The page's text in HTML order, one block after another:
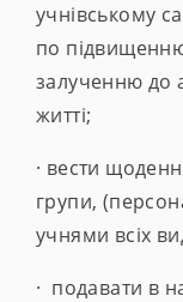
учнівському
по підвищенню
залученню до
житті;
· вести
групи,
учнями всіх
· подавати в